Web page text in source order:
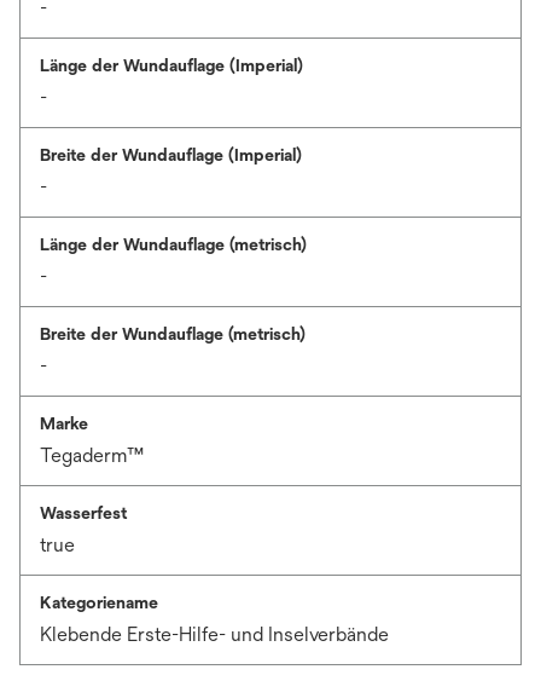
-
Länge der Wundauflage (Imperial)
-
Breite der Wundauflage (Imperial)
-
Länge der Wundauflage (metrisch)
-
Breite der Wundauflage (metrisch)
-
Marke
Tegaderm™
Wasserfest
true
Kategoriename
Klebende Erste-Hilfe- und Inselverbände